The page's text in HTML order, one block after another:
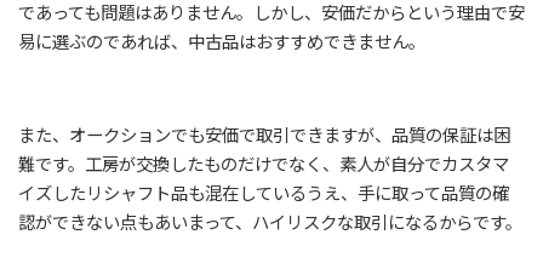
であっても問題はありません。しかし、安価だからという理由で安
易に選ぶのであれば、中古品はおすすめできません。
また、オークションでも安価で取引できますが、品質の保証は困
難です。工房が交換したものだけでなく、素人が自分でカスタマ
イズしたリシャフト品も混在しているうえ、手に取って品質の確
認ができない点もあいまって、ハイリスクな取引になるからです。